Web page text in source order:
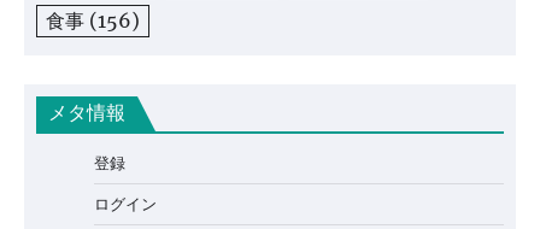
食事 (156)
メタ情報
登録
ログイン